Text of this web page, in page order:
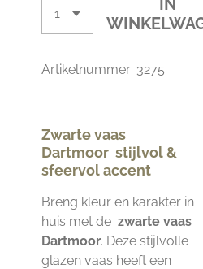
IN
Artikelnummer: 3275
Zwarte vaas
Dartmoor stijlvol &
sfeervol accent
Breng kleur en karakter in
huis met de zwarte vaas
Dartmoor. Deze stijlvolle
glazen vaas heeft een